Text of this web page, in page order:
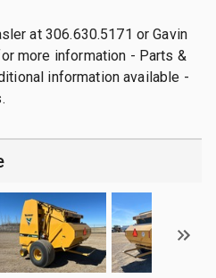
at 306.630.5171 or Gavin
more information - Parts &
information available -